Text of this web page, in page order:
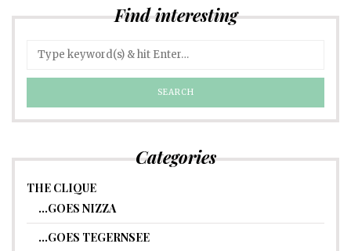
Find interesting
Categories
THE CLIQUE
…GOES NIZZA
…GOES TEGERNSEE